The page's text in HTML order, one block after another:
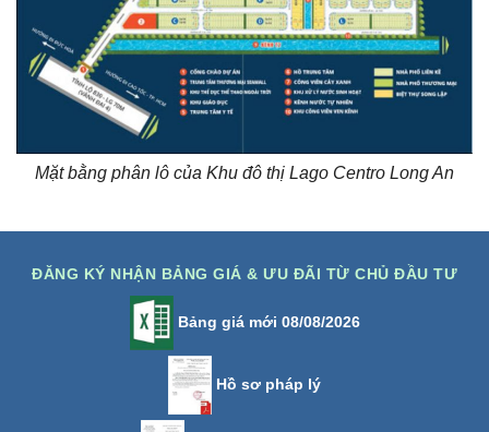
Mặt bằng phân lô của Khu đô thị Lago Centro Long An
ĐĂNG KÝ NHẬN BẢNG GIÁ & ƯU ĐÃI TỪ CHỦ ĐẦU TƯ
Bảng giá mới 08/08/2026
Hồ sơ pháp lý